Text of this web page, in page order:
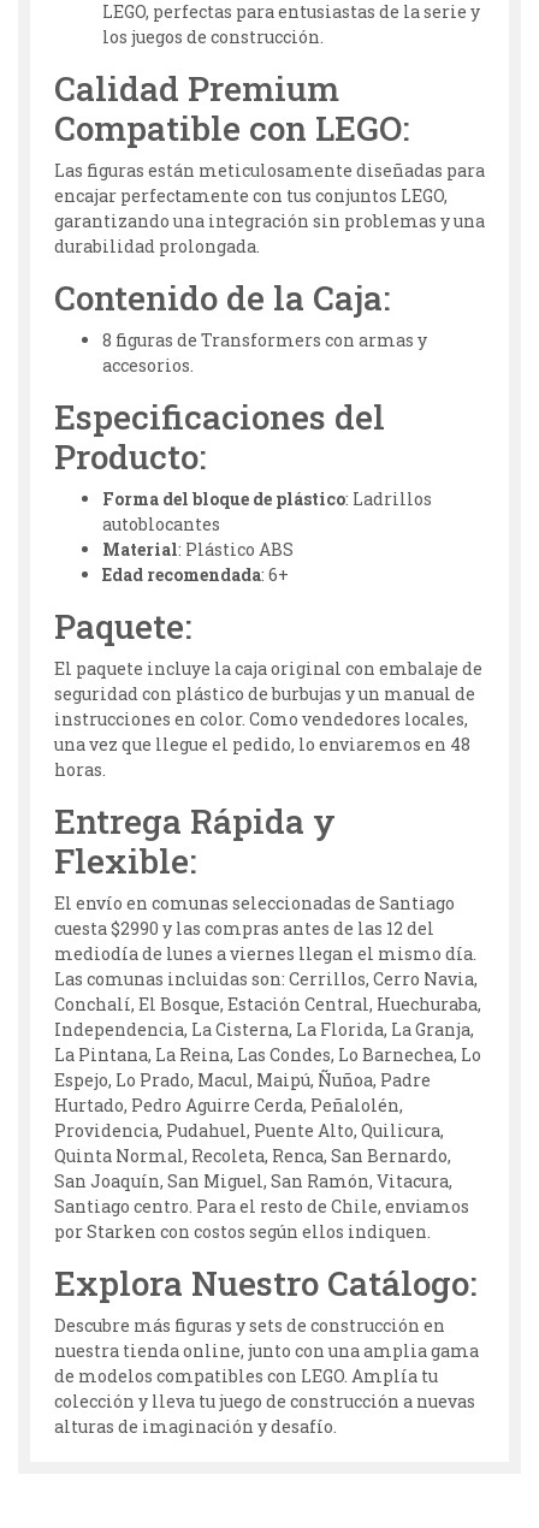
LEGO, perfectas para entusiastas de la serie y
los juegos de construcción.
Calidad Premium
Compatible con LEGO:
Las figuras están meticulosamente diseñadas para
encajar perfectamente con tus conjuntos LEGO,
garantizando una integración sin problemas y una
durabilidad prolongada.
Contenido de la Caja:
8 figuras de Transformers con armas y
accesorios.
Especificaciones del
Producto:
Forma del bloque de plástico: Ladrillos
autoblocantes
Material: Plástico ABS
Edad recomendada: 6+
Paquete:
El paquete incluye la caja original con embalaje de
seguridad con plástico de burbujas y un manual de
instrucciones en color. Como vendedores locales,
una vez que llegue el pedido, lo enviaremos en 48
horas.
Entrega Rápida y
Flexible:
El envío en comunas seleccionadas de Santiago
cuesta $2990 y las compras antes de las 12 del
mediodía de lunes a viernes llegan el mismo día.
Las comunas incluidas son: Cerrillos, Cerro Navia,
Conchalí, El Bosque, Estación Central, Huechuraba,
Independencia, La Cisterna, La Florida, La Granja,
La Pintana, La Reina, Las Condes, Lo Barnechea, Lo
Espejo, Lo Prado, Macul, Maipú, Ñuñoa, Padre
Hurtado, Pedro Aguirre Cerda, Peñalolén,
Providencia, Pudahuel, Puente Alto, Quilicura,
Quinta Normal, Recoleta, Renca, San Bernardo,
San Joaquín, San Miguel, San Ramón, Vitacura,
Santiago centro. Para el resto de Chile, enviamos
por Starken con costos según ellos indiquen.
Explora Nuestro Catálogo:
Descubre más figuras y sets de construcción en
nuestra tienda online, junto con una amplia gama
de modelos compatibles con LEGO. Amplía tu
colección y lleva tu juego de construcción a nuevas
alturas de imaginación y desafío.